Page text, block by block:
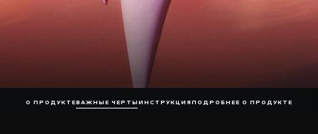
О ПРОДУКТЕВАЖНЫЕ ЧЕРТЫ ИНСТРУКЦИЯ ПОДРОБНЕЕ О ПРОДУКТЕ